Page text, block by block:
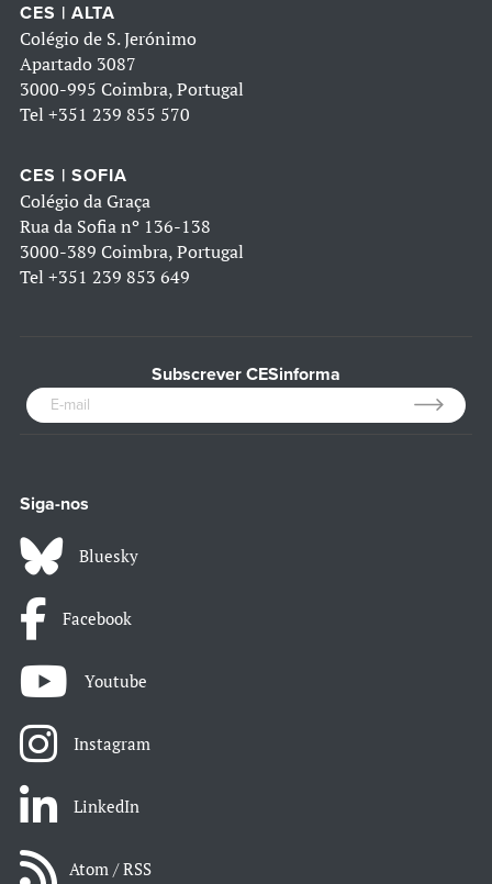
CES | ALTA
Colégio de S. Jerónimo
Apartado 3087
3000-995 Coimbra, Portugal
Tel +351 239 855 570
CES | SOFIA
Colégio da Graça
Rua da Sofia nº 136-138
3000-389 Coimbra, Portugal
Tel +351 239 853 649
Subscrever CESinforma
Siga-nos
Bluesky
Facebook
Youtube
Instagram
LinkedIn
Atom / RSS